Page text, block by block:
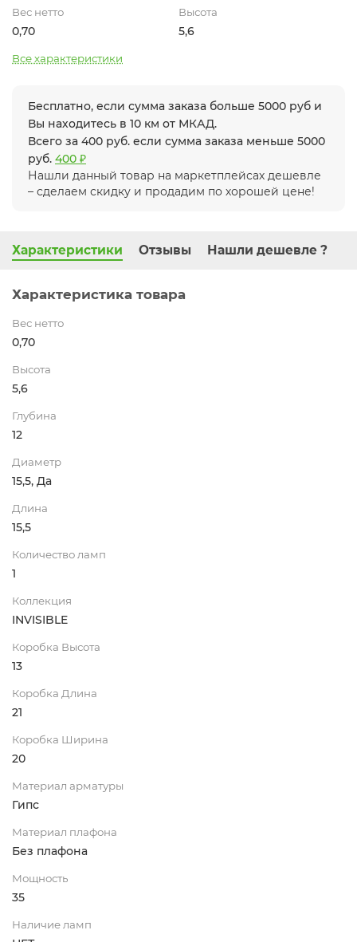
Вес нетто
0,70
Высота
5,6
Все характеристики
Бесплатно, если сумма заказа больше 5000 руб и
Вы находитесь в 10 км от МКАД.
Всего за 400 руб. если сумма заказа меньше 5000
руб. 400 ₽
Нашли данный товар на маркетплейсах дешевле
– сделаем скидку и продадим по хорошей цене!
Характеристики Отзывы Нашли дешевле ?
Характеристика товара
Вес нетто
0,70
Высота
5,6
Глубина
12
Диаметр
15,5, Да
Длина
15,5
Количество ламп
1
Коллекция
INVISIBLE
Коробка Высота
13
Коробка Длина
21
Коробка Ширина
20
Материал арматуры
Гипс
Материал плафона
Без плафона
Мощность
35
Наличие ламп